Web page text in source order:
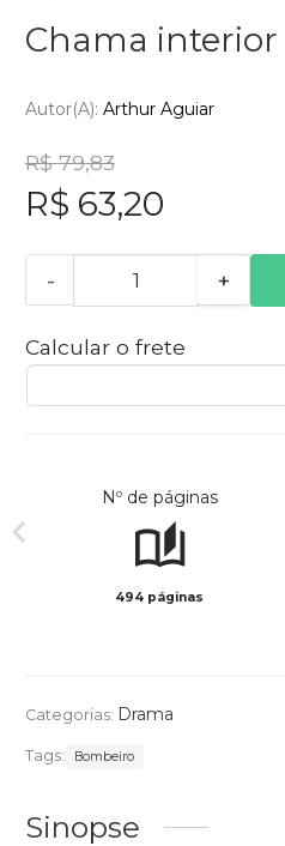
Chama interior
Autor(a): Arthur Aguiar
R$ 79,83
R$ 63,20
- +
Calcular o frete
Nº de páginas
494 páginas
Categorias: Drama
Tags: Bombeiro
Sinopse